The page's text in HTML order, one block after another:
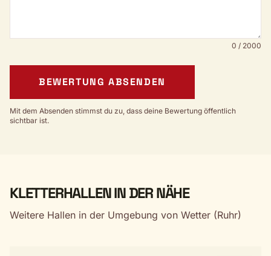
0 / 2000
BEWERTUNG ABSENDEN
Mit dem Absenden stimmst du zu, dass deine Bewertung öffentlich
sichtbar ist.
KLETTERHALLEN IN DER NÄHE
Weitere Hallen in der Umgebung von Wetter (Ruhr)